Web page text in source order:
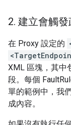
2. 建立會觸發
在 Proxy 設定的
XML 區塊，其中
段。每個
單的範例中，我
成內容。